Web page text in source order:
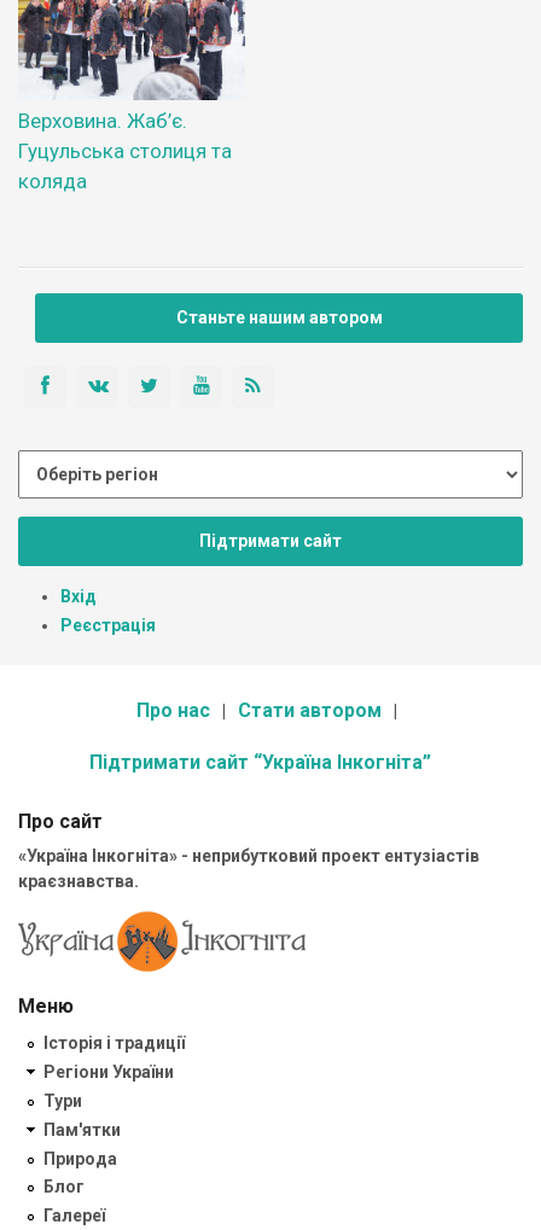
Верховина. Жаб’є.
Гуцульська столиця та
коляда
Станьте нашим автором
Підтримати сайт
Вхід
Реєстрація
Про нас Стати автором
Підтримати сайт “Україна Інкогніта”
Про сайт
«Україна Інкогніта» - неприбутковий проект ентузіастів
краєзнавства.
Меню
Історія і традиції
Регіони України
Тури
Пам'ятки
Природа
Блог
Галереї